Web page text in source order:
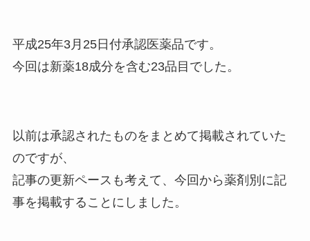
平成25年3月25日付承認医薬品です。
今回は新薬18成分を含む23品目でした。
以前は承認されたものをまとめて掲載されていた
のですが、
記事の更新ペースも考えて、今回から薬剤別に記
事を掲載することにしました。